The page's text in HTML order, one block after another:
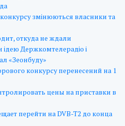
змінюються власники та
откуда не ждали
Держкомтелерадіо і
«Зеонбуду»
конкурсу перенесений на 1
цены на приставки в
перейти на DVB-T2 до конца